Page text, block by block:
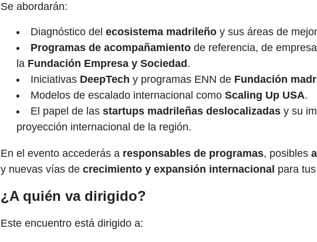
Se abordarán:
Diagnóstico del ecosistema madrileño y sus áreas de
Programas de acompañamiento de referencia, de
la Fundación Empresa y Sociedad .
Iniciativas DeepTech y programas ENN de Fundación
Modelos de escalado internacional como Scaling Up USA.
El papel de las startups madrileñas deslocalizadas y su
proyección internacional de la región.
En el evento accederás a responsables de programas, posibles
y nuevas vías de crecimiento y expansión internacional para
¿A quién va dirigido?
Este encuentro está dirigido a: